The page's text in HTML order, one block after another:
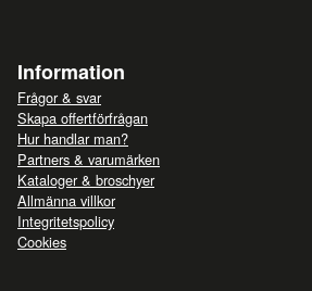
Information
Frågor & svar
Skapa offertförfrågan
Hur handlar man?
Partners & varumärken
Kataloger & broschyer
Allmänna villkor
Integritetspolicy
Cookies